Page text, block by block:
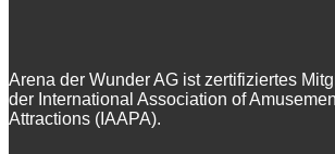
Arena der Wunder AG ist zertifiziertes
der International Association of
Attractions (IAAPA).